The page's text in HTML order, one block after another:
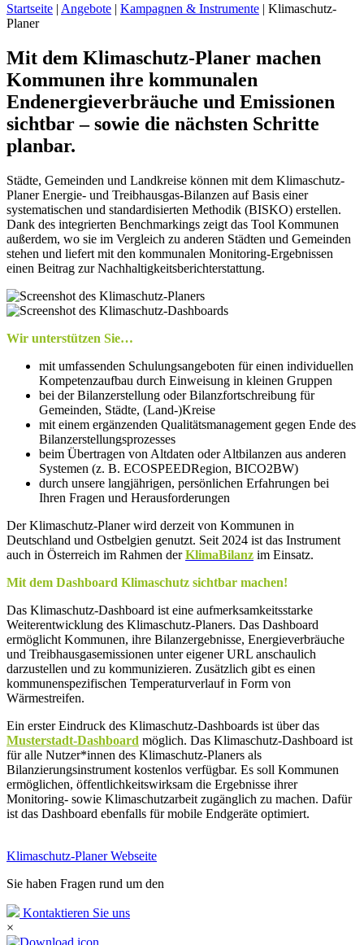
Startseite | Angebote | Kampagnen & Instrumente | Klimaschutz-
Planer
Mit dem Klimaschutz-Planer machen
Kommunen ihre kommunalen
Endenergieverbräuche und Emissionen
sichtbar – sowie die nächsten Schritte
planbar.
Städte, Gemeinden und Landkreise können mit dem Klimaschutz-
Planer Energie- und Treibhausgas-Bilanzen auf Basis einer
systematischen und standardisierten Methodik (BISKO) erstellen.
Dank des integrierten Benchmarkings zeigt das Tool Kommunen
außerdem, wo sie im Vergleich zu anderen Städten und Gemeinden
stehen und liefert mit den kommunalen Monitoring-Ergebnissen
einen Beitrag zur Nachhaltigkeitsberichterstattung.
Wir unterstützen Sie…
mit umfassenden Schulungsangeboten für einen individuellen
Kompetenzaufbau durch Einweisung in kleinen Gruppen
bei der Bilanzerstellung oder Bilanzfortschreibung für
Gemeinden, Städte, (Land-)Kreise
mit einem ergänzenden Qualitätsmanagement gegen Ende des
Bilanzerstellungsprozesses
beim Übertragen von Altdaten oder Altbilanzen aus anderen
Systemen (z. B. ECOSPEEDRegion, BICO2BW)
durch unsere langjährigen, persönlichen Erfahrungen bei
Ihren Fragen und Herausforderungen
Der Klimaschutz-Planer wird derzeit von Kommunen in
Deutschland und Ostbelgien genutzt. Seit 2024 ist das Instrument
auch in Österreich im Rahmen derKlimaBilanz im Einsatz.
Mit dem Dashboard Klimaschutz sichtbar machen!
Das Klimaschutz-Dashboard ist eine aufmerksamkeitsstarke
Weiterentwicklung des Klimaschutz-Planers. Das Dashboard
ermöglicht Kommunen, ihre Bilanzergebnisse, Energieverbräuche
und Treibhausgasemissionen unter eigener URL anschaulich
darzustellen und zu kommunizieren. Zusätzlich gibt es einen
kommunenspezifischen Temperaturverlauf in Form von
Wärmestreifen.
Ein erster Eindruck des Klimaschutz-Dashboards ist über das
Musterstadt-Dashboard möglich. Das Klimaschutz-Dashboard ist
für alle Nutzer*innen des Klimaschutz-Planers als
Bilanzierungsinstrument kostenlos verfügbar. Es soll Kommunen
ermöglichen, öffentlichkeitswirksam die Ergebnisse ihrer
Monitoring- sowie Klimaschutzarbeit zugänglich zu machen. Dafür
ist das Dashboard ebenfalls für mobile Endgeräte optimiert.
Klimaschutz-Planer Webseite
Sie haben Fragen rund um den
Kontaktieren Sie uns
×